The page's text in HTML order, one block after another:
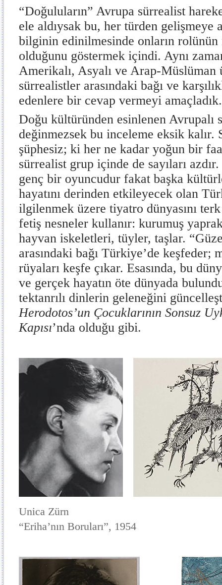
“Doğuluların” Avrupa sürrealist
ele aldıysak bu, her türden gelişmeye
bilginin edinilmesinde onların
olduğunu göstermek içindi. Aynı
Amerikalı, Asyalı ve Arap-Müslüman
sürrealistler arasındaki bağı ve
edenlere bir cevap vermeyi amaçladık.
Doğu kültüründen esinlenen Avrupalı
değinmezsek bu inceleme eksik kalır.
şüphesiz; ki her ne kadar yoğun bir
sürrealist grup içinde de sayıları
genç bir oyuncudur fakat başka
hayatını derinden etkileyecek olan
ilgilenmek üzere tiyatro dünyasını
fetiş nesneler kullanır: kurumuş
hayvan iskeletleri, tüyler, taşlar.
arasındaki bağı Türkiye’de keşfeder;
rüyaları keşfe çıkar. Esasında, bu
ve gerçek hayatın öte dünyada
tektanrılı dinlerin geleneğini
Herodotos’un Çocuklarının Sonsuz
Kapısı’nda olduğu gibi.
Unica
“Eriha’nın Boruları”, 1954